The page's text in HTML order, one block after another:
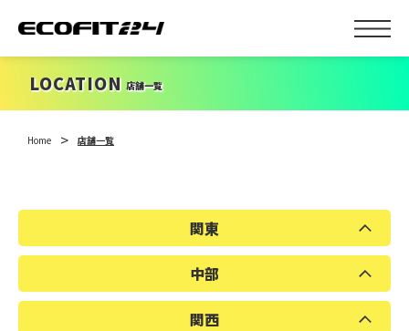
LOCATION 店舗一覧
Home 店舗一覧
関東
神奈川県
中部
三重県
関西